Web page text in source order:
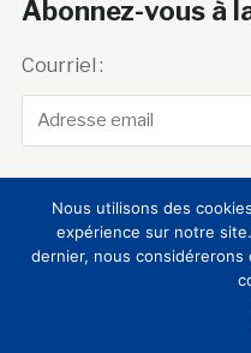
Abonnez-vous à
Courriel :
Club
Culture
Nous utilisons des
expérience sur notre
dernier, nous